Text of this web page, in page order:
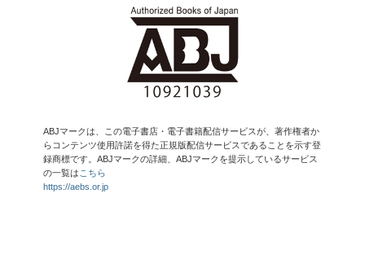
ABJマークは、この電子書店・電子書籍配信サービスが、著作権者か
らコンテンツ使用許諾を得た正規版配信サービスであることを示す登
録商標です。ABJマークの詳細、ABJマークを提示しているサービス
の一覧はこちら
https://aebs.or.jp